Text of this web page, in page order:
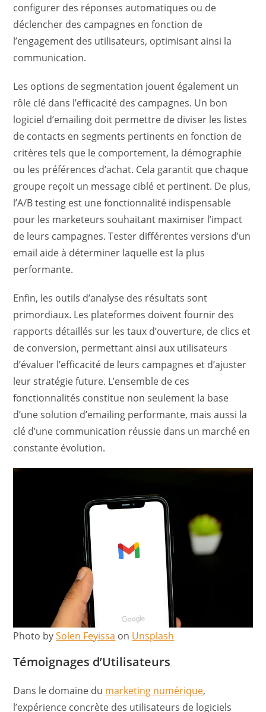
configurer des réponses automatiques ou de
déclencher des campagnes en fonction de
l’engagement des utilisateurs, optimisant ainsi la
communication.
Les options de segmentation jouent également un
rôle clé dans l’efficacité des campagnes. Un bon
logiciel d’emailing doit permettre de diviser les listes
de contacts en segments pertinents en fonction de
critères tels que le comportement, la démographie
ou les préférences d’achat. Cela garantit que chaque
groupe reçoit un message ciblé et pertinent. De plus,
l’A/B testing est une fonctionnalité indispensable
pour les marketeurs souhaitant maximiser l’impact
de leurs campagnes. Tester différentes versions d’un
email aide à déterminer laquelle est la plus
performante.
Enfin, les outils d’analyse des résultats sont
primordiaux. Les plateformes doivent fournir des
rapports détaillés sur les taux d’ouverture, de clics et
de conversion, permettant ainsi aux utilisateurs
d’évaluer l’efficacité de leurs campagnes et d’ajuster
leur stratégie future. L’ensemble de ces
fonctionnalités constitue non seulement la base
d’une solution d’emailing performante, mais aussi la
clé d’une communication réussie dans un marché en
constante évolution.
Photo bySolen Feyissa on Unsplash
Témoignages d’Utilisateurs
Dans le domaine du marketing numérique,
l’expérience concrète des utilisateurs de logiciels